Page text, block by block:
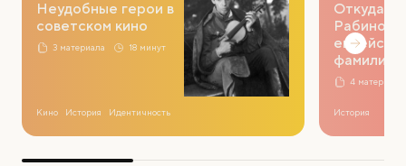
Неудобные герои в
советском кино
3 материала 18 минут
Кино История Идентичность
Откуда
еврейских
фамилиях
4 материала
История